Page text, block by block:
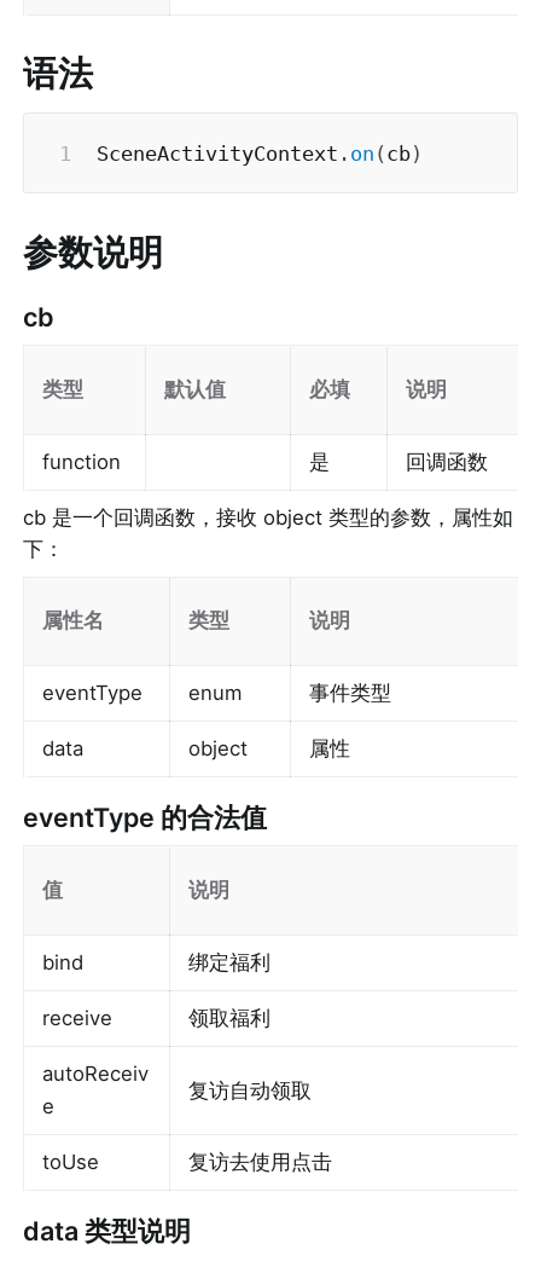
语法
SceneActivityContext . on ( cb)
参数说明
cb
类型 默认值 必填 说明
function 是 回调函数
cb 是一个回调函数，接收 object 类型的参数，属性如
下：
属性名 类型 说明
eventType enum 事件类型
data object 属性
eventType 的合法值
值 说明
bind 绑定福利
receive 领取福利
autoReceiv
e
复访自动领取
toUse 复访去使用点击
data 类型说明